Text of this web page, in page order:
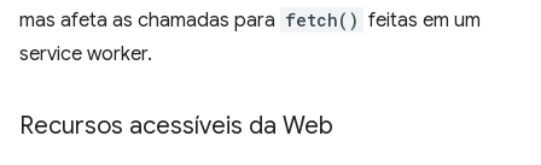
mas afeta as chamadas para fetch() feitas em um
service worker.
Recursos acessíveis da Web